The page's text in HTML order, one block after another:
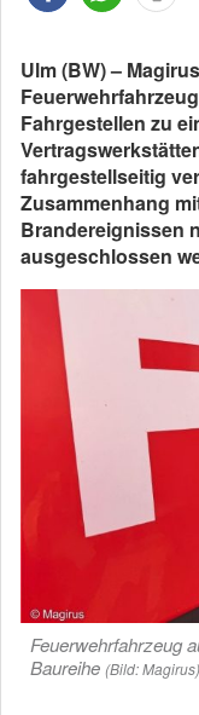
Ulm (BW) –
Fahrgestellen zu
fahrgestellseitig
Zusammenhang
Brandereignissen
ausgeschlossen
Feuerwehrfahrzeug
Baureihe (Bild: Magirus)